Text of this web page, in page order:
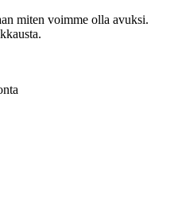
miten voimme olla avuksi.